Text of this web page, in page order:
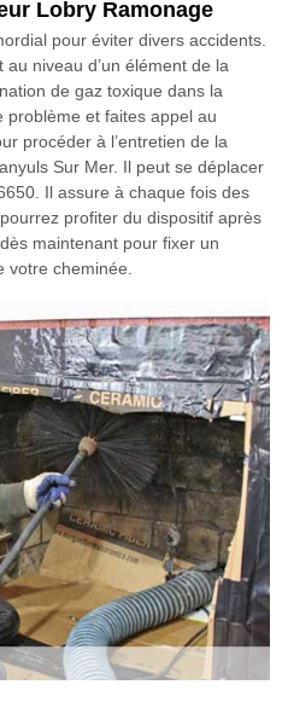
Lobry Ramonage
pour éviter divers accidents.
niveau d’un élément de la
de gaz toxique dans la
problème et faites appel au
procéder à l’entretien de la
Sur Mer. Il peut se déplacer
Il assure à chaque fois des
profiter du dispositif après
maintenant pour fixer un
votre cheminée.